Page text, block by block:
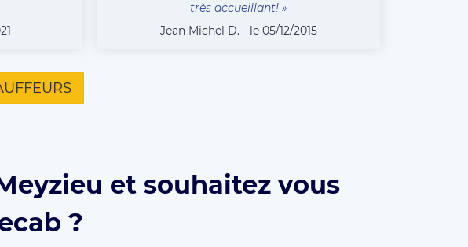
très accueillant! »
Jean Michel D. - le 05/12/2015
et souhaitez vous
?